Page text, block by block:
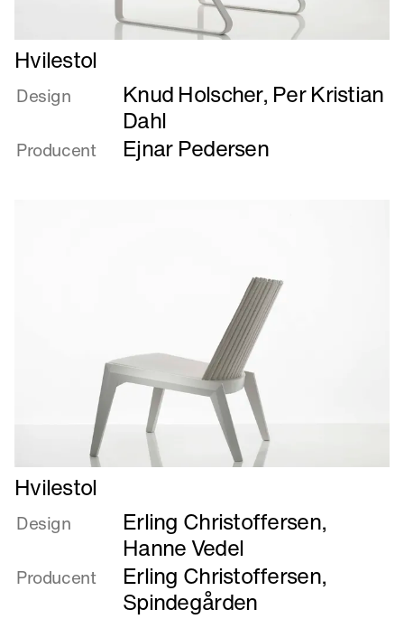
Læs
mere
om
Hvilestol
Design Knud Holscher, Per Kristian
Dahl
Producent Ejnar Pedersen
Læs
mere
om
Hvilestol
Design Erling Christoffersen,
Hanne Vedel
Producent Erling Christoffersen,
Spindegården